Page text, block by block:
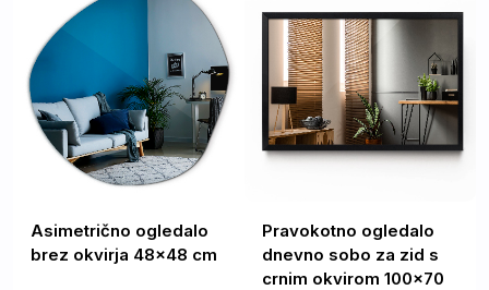
Asimetrično ogledalo
brez okvirja 48x48 cm
Pravokotno ogledalo
dnevno sobo za zid s
crnim okvirom 100x70